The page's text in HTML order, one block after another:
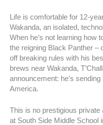
Life is comfortable for 12-
Wakanda, an isolated,
When he’s not learning how
the reigning Black Panther –
off breaking rules with his
brews near Wakanda,
announcement: he’s sending
America.
This is no prestigious private
at South Side Middle School